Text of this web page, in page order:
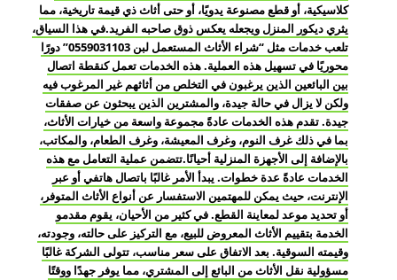
كلاسيكية، أو قطع مصنوعة يدويًا، أو حتى أثاث ذي قيمة تاريخية، مما
يثري ديكور المنزل ويجعله يعكس ذوق صاحبه الفريد.في هذا السياق،
تلعب خدمات مثل “شراء الأثاث المستعمل لبن 0559031103” دورًا
محوريًا في تسهيل هذه العملية. هذه الخدمات تعمل كنقطة اتصال
بين البائعين الذين يرغبون في التخلص من أثاثهم غير المرغوب فيه
ولكن لا يزال في حالة جيدة، والمشترين الذين يبحثون عن صفقات
جيدة. تقدم هذه الخدمات عادةً مجموعة واسعة من خيارات الأثاث،
بما في ذلك غرف النوم، وغرف المعيشة، وغرف الطعام، والمكاتب،
بالإضافة إلى الأجهزة المنزلية أحيانًا.تتضمن عملية التعامل مع هذه
الخدمات عادةً عدة خطوات. يبدأ الأمر غالبًا باتصال هاتفي أو عبر
الإنترنت، حيث يمكن للمهتمين الاستفسار عن أنواع الأثاث المتوفر،
أو تحديد موعد لمعاينة القطع. في كثير من الأحيان، يقوم مقدمو
الخدمة بتقييم الأثاث المعروض للبيع، مع التركيز على حالته، وجودته،
وقيمته السوقية. بعد الاتفاق على سعر مناسب، تتولى الشركة غالبًا
مسؤولية نقل الأثاث من البائع إلى المشتري، مما يوفر جهدًا ووقتًا